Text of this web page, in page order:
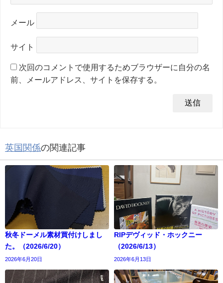
メール
サイト
次回のコメントで使用するためブラウザーに自分の名
前、メールアドレス、サイトを保存する。
英国関係の関連記事
秋冬ドーメル素材買付けしまし
た。（2026/6/20）
2026年6月20日
RIPデヴィッド・ホックニー
（2026/6/13）
2026年6月13日